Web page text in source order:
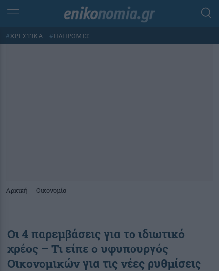
#ΧΡΗΣΤΙΚΑ #ΠΛΗΡΩΜΕΣ
Αρχική - Οικονομία
Οι 4 παρεμβάσεις για το ιδιωτικό
χρέος – Τι είπε ο υφυπουργός
Οικονομικών για τις νέες ρυθμίσεις